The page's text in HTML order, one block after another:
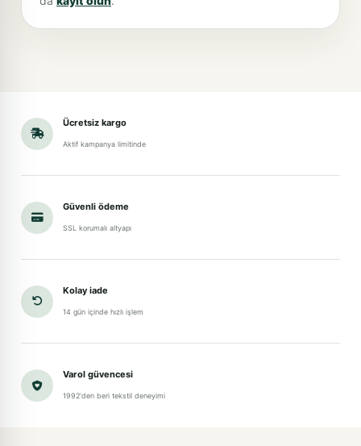
Ücretsiz kargo
Aktif kampanya limitinde
Güvenli ödeme
SSL korumalı altyapı
Kolay iade
14 gün içinde hızlı işlem
Varol güvencesi
1992'den beri tekstil deneyimi